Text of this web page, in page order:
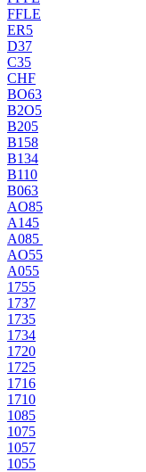
FFLE
ER5
D37
C35
CHF
BO63
B2O5
B205
B158
B134
B110
B063
AO85
A145
A085
AO55
A055
1755
1737
1735
1734
1720
1725
1716
1710
1085
1075
1057
1055